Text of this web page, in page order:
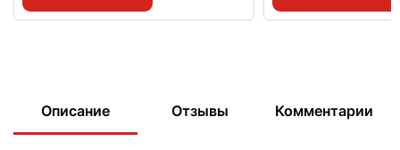
Описание Отзывы Комментарии